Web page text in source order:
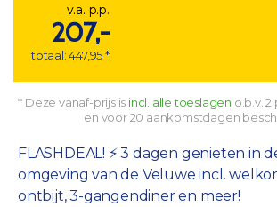
v.a. p.p.
207,-
totaal: 447,95 *
* Deze vanaf-prijs is incl. alle toeslagen o.b.v.
en voor 20 aankomstdagen
FLASHDEAL! ⚡️ 3 dagen genieten in
omgeving van de Veluwe incl.
ontbijt, 3-gangendiner en meer!